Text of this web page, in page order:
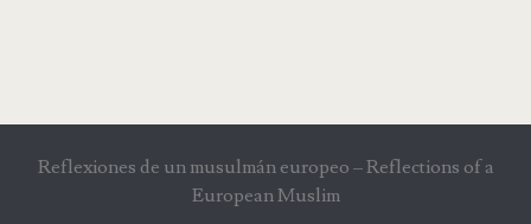
Reflexiones de un musulmán europeo – Reflections of a
European Muslim